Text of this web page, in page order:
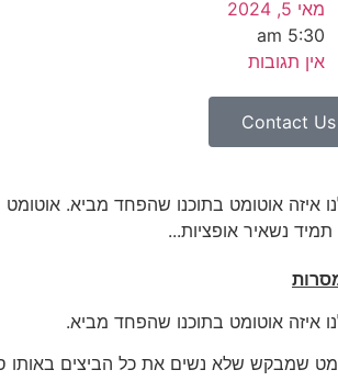
מאי 5, 2024
5:30 am
אין תגובות
Contact Us
איזה אוטומט בתוכנו שהפחד מביא.
נשאיר אופציות...
איזה אוטומט בתוכנו שהפחד מביא.
שמבקש שלא נשים את כל הביצים באותו